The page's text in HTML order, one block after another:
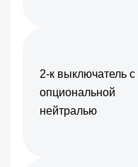
2-к выключатель с
опциональной
нейтралью